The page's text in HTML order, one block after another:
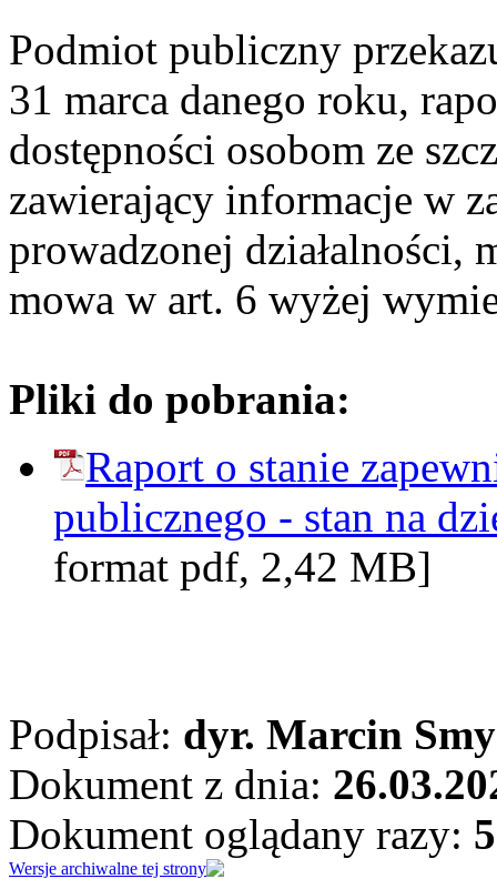
Podmiot publiczny
31 marca danego roku,
dostępności osobom ze
zawierający informacje w
prowadzonej działalności,
mowa w art. 6 wyżej
Pliki do pobrania:
Raport o stanie
publicznego - stan na
format pdf, 2,42 MB]
Podpisał: dyr. Marcin
Dokument z dnia:
Dokument oglądany razy:
Wersje archiwalne tej strony